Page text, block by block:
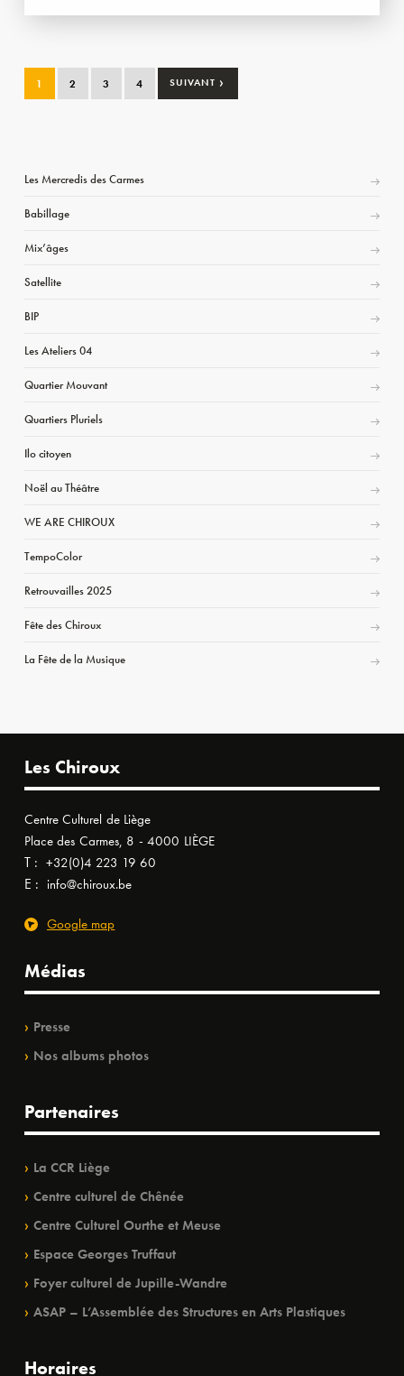
1 2 3 4 SUIVANT ›
Les Mercredis des Carmes
Babillage
Mix’âges
Satellite
BIP
Les Ateliers 04
Quartier Mouvant
Quartiers Pluriels
Ilo citoyen
Noël au Théâtre
WE ARE CHIROUX
TempoColor
Retrouvailles 2025
Fête des Chiroux
La Fête de la Musique
Les Chiroux
Centre Culturel de Liège
Place des Carmes, 8 - 4000 LIÈGE
T : +32(0)4 223 19 60
E : info@chiroux.be
Google map
Médias
Presse
Nos albums photos
Partenaires
La CCR Liège
Centre culturel de Chênée
Centre Culturel Ourthe et Meuse
Espace Georges Truffaut
Foyer culturel de Jupille-Wandre
ASAP – L’Assemblée des Structures en Arts Plastiques
Horaires